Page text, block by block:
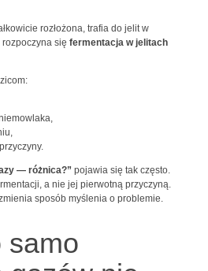
rozłożona, trafia do jelit w
się fermentacja w jelitach
— różnica?” pojawia się tak często.
a nie jej pierwotną przyczyną.
sposób myślenia o problemie.
samo